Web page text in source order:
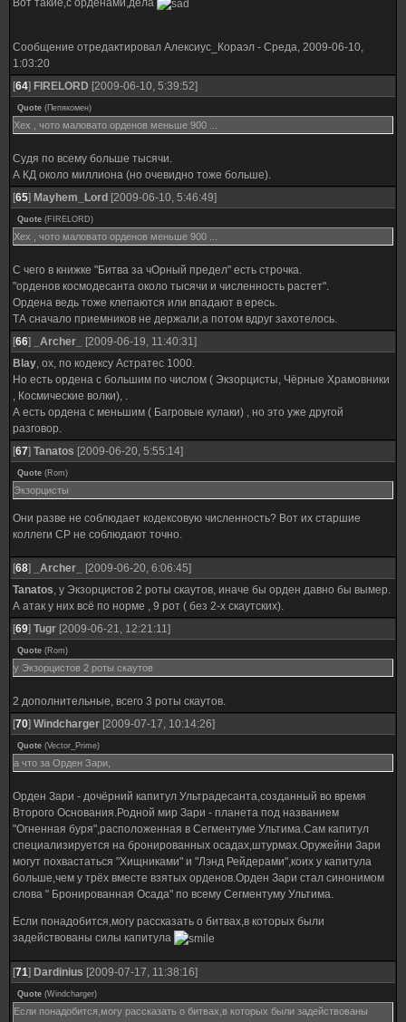
Вот такие,с орденами,дела
Сообщение отредактировал Алексиус_Кораэл - Среда, 2009-06-10,
1:03:20
[64] FIRELORD [2009-06-10, 5:39:52]
Quote (Пепякомен)
Хех , чото маловато орденов меньше 900 ...
Судя по всему больше тысячи.
А КД около миллиона (но очевидно тоже больше).
[65] Mayhem_Lord [2009-06-10, 5:46:49]
Quote (FIRELORD)
Хех , чото маловато орденов меньше 900 ...
С чего в книжке "Битва за чОрный предел" есть строчка.
"орденов космодесанта около тысячи и численность растет".
Ордена ведь тоже клепаются или впадают в ересь.
ТА сначало приемников не держали,а потом вдруг захотелось.
[66] _Archer_
[2009-06-19, 11:40:31]
Blay, ох, по кодексу Астратес 1000.
Но есть ордена с большим по числом ( Экзорцисты, Чёрные Храмовники
, Космические волки), .
А есть ордена с меньшим ( Багровые кулаки) , но это уже другой
разговор.
[67] Tanatos [2009-06-20, 5:55:14]
Quote (Rom)
Экзорцисты
Они разве не соблюдает кодексовую численность? Вот их старшие
коллеги СР не соблюдают точно.
[68] _Archer_
[2009-06-20, 6:06:45]
Tanatos, у Экзорцистов 2 роты скаутов, иначе бы орден давно бы вымер.
А атак у них всё по норме , 9 рот ( без 2-х скаутских).
[69] Tugr [2009-06-21, 12:21:11]
Quote (Rom)
у Экзорцистов 2 роты скаутов
2 дополнительные, всего 3 роты скаутов.
[70] Windcharger [2009-07-17, 10:14:26]
Quote (Vector_Prime)
а что за Орден Зари,
Орден Зари - дочёрний капитул Ультрадесанта,созданный во время
Второго Основания.Родной мир Зари - планета под названием
"Огненная буря",расположенная в Сегментуме Ультима.Сам капитул
специализируется на бронированных осадах,штурмах.Оружейни Зари
могут похвастаться "Хищниками" и "Лэнд Рейдерами",коих у капитула
больше,чем у трёх вместе взятых орденов.Орден Зари стал синонимом
слова " Бронированная Осада" по всему Сегментуму Ультима.
Если понадобится,могу рассказать о битвах,в которых были
задействованы силы капитула
[71] Dardinius [2009-07-17, 11:38:16]
Quote (Windcharger)
Если понадобится,могу рассказать о битвах,в которых были задействованы